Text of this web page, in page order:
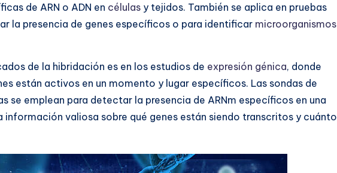
de ARN o ADN en células y tejidos. También se aplica en pruebas
la presencia de genes específicos o para identificar microorganismos
de la hibridación es en los estudios de expresión génica, donde
están activos en un momento y lugar específicos. Las sondas de
se emplean para detectar la presencia de ARNm específicos en una
información valiosa sobre qué genes están siendo transcritos y cuánto